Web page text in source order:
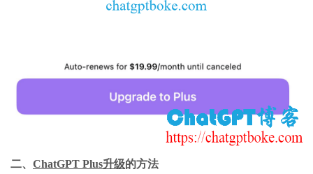
二、 ChatGPT Plus升级的方法